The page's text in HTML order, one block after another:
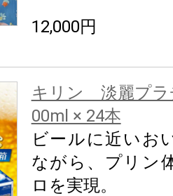
12,000円
キリン 淡麗プ
00ml × 24本
ビールに近いお
ながら、プリン
ロを実現。